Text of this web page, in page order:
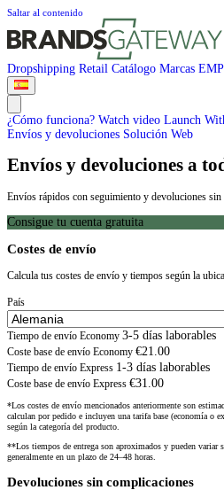
Saltar al contenido
Dropshipping Retail Catálogo Marcas
¿Cómo funciona? Watch video Launch
Envíos y devoluciones Solución Web
Envíos y devoluciones a
Envíos rápidos con seguimiento y devoluciones
Consigue tu cuenta gratuita
Costes de envío
Calcula tus costes de envío y tiempos según la
País
Tiempo de envío Economy 3-5 días laborables
Coste base de envío Economy €21.00
Tiempo de envío Express 1-3 días laborables
Coste base de envío Express €31.00
*Los costes de envío mencionados anteriormente son
calculan por pedido e incluyen una tarifa base (economía o
según la categoría del producto.
**Los tiempos de entrega son aproximados y pueden variar
generalmente en un plazo de 24–48 horas.
Devoluciones sin complicaciones